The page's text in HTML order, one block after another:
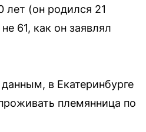
лет (он родился 21
61, как он заявлял
в Екатеринбурге
племянница по